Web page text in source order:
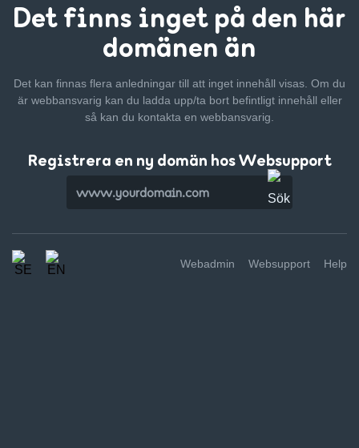
Det finns inget på den här
domänen än
Det kan finnas flera anledningar till att inget innehåll visas. Om du
är webbansvarig kan du ladda upp/ta bort befintligt innehåll eller
så kan du kontakta en webbansvarig.
Registrera en ny domän hos Websupport
Webadmin Websupport Help